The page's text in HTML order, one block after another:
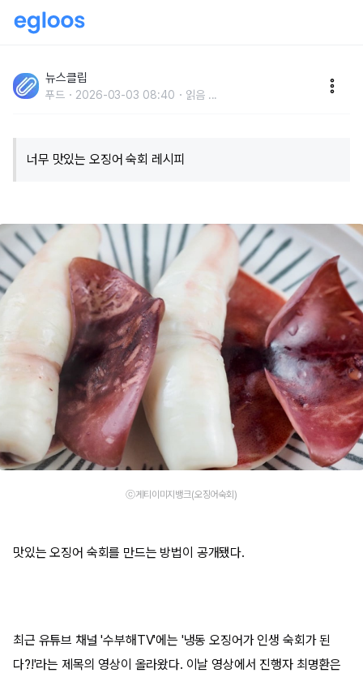
어 숙회 맛있게 만들 수 있는 '초간단' 방법 (+레시피)
뉴스클립
푸드 2026-03-03 08:40 읽음 ...
너무 맛있는 오징어 숙회 레시피
ⓒ게티이미지뱅크(오징어숙회)
맛있는 오징어 숙회를 만드는 방법이 공개됐다.
최근 유튜브 채널 '수부해TV'에는 '냉동 오징어가 인생 숙회가 된
다?!'라는 제목의 영상이 올라왔다. 이날 영상에서 진행자 최명환은